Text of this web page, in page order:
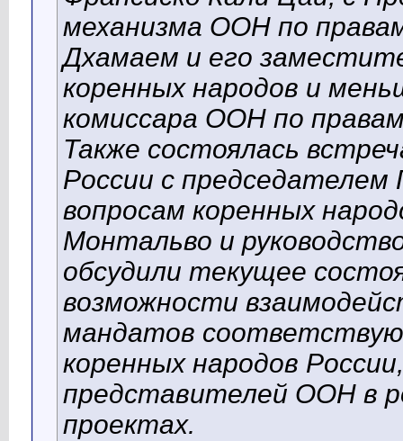
механизма ООН по
Дхамаем и его
коренных народов и
комиссара ООН по
Также состоялась
России с
вопросам коренных
Монтальво и
обсудили текущее
возможности
мандатов
коренных народов
представителей ООН в
проектах.